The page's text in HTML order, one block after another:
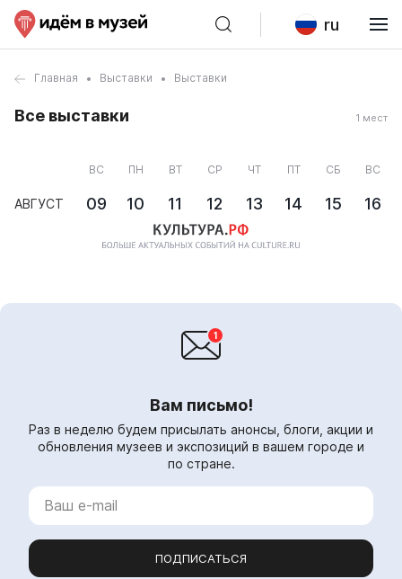
ru
Главная Выставки Выставки
Все выставки 1 мест
АВГУСТ
ВС
09
ПН
10
ВТ
11
СР
12
ЧТ
13
ПТ
14
СБ
15
ВС
16
Вам письмо!
Раз в неделю будем присылать анонсы, блоги, акции и
обновления музеев и экспозиций в вашем городе и
по стране.
ПОДПИСАТЬСЯ